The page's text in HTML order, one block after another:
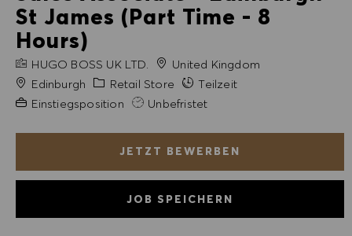
St James (Part Time - 8
Hours)
FIRMENNAME
HUGO BOSS UK LTD.
United Kingdom
StadtEdinburgh Kategorie
Retail Store
Teilzeit
Erfahrung erforderlich
Einstiegsposition Unbefristet
JETZT BEWERBEN
JOB SPEICHERN